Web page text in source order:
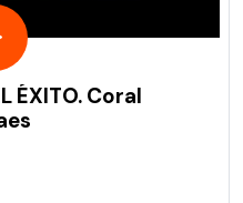
ÉXITO. Coral